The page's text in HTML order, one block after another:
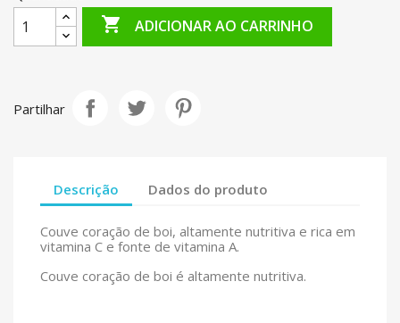
 ADICIONAR AO CARRINHO
Partilhar
Descrição Dados do produto
Couve coração de boi, altamente nutritiva e rica em
vitamina C e fonte de vitamina A.
Couve coração de boi é altamente nutritiva.